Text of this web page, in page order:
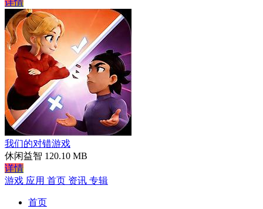
详情
我们的对错游戏
休闲益智 120.10 MB
详情
游戏 应用 首页 资讯 专辑
首页